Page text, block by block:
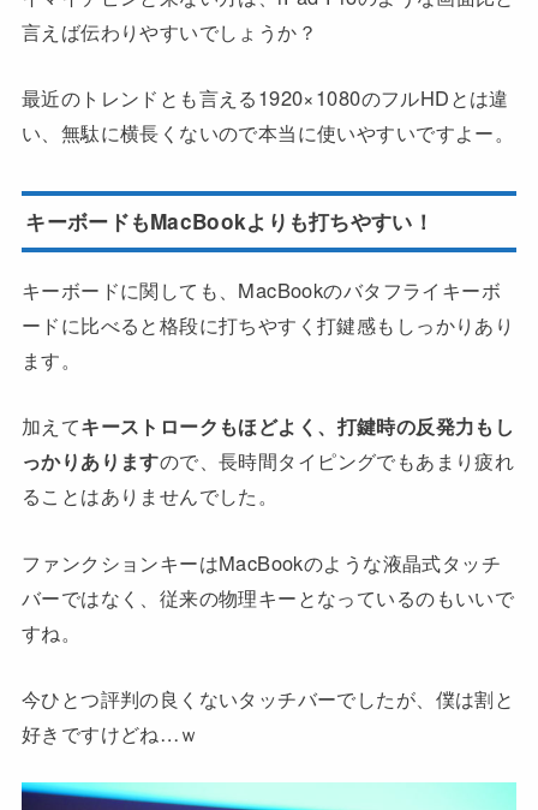
言えば伝わりやすいでしょうか？
最近のトレンドとも言える1920×1080のフルHDとは違
い、無駄に横長くないので本当に使いやすいですよー。
キーボードもMacBookよりも打ちやすい！
キーボードに関しても、MacBookのバタフライキーボ
ードに比べると格段に打ちやすく打鍵感もしっかりあり
ます。
加えてキーストロークもほどよく、打鍵時の反発力もし
っかりありますので、長時間タイピングでもあまり疲れ
ることはありませんでした。
ファンクションキーはMacBookのような液晶式タッチ
バーではなく、従来の物理キーとなっているのもいいで
すね。
今ひとつ評判の良くないタッチバーでしたが、僕は割と
好きですけどね…ｗ